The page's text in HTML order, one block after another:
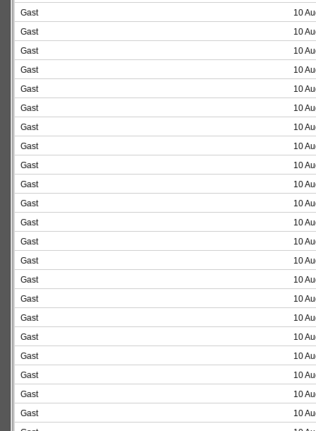
Gast
10
Gast
10
Gast
10
Gast
10
Gast
10
Gast
10
Gast
10
Gast
10
Gast
10
Gast
10
Gast
10
Gast
10
Gast
10
Gast
10
Gast
10
Gast
10
Gast
10
Gast
10
Gast
10
Gast
10
Gast
10
Gast
10